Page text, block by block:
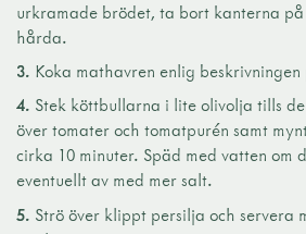
urkramade brödet, ta bort kanterna
hårda.
3. Koka mathavren enlig
4. Stek köttbullarna i lite olivolja tills
över tomater och tomatpurén samt
cirka 10 minuter. Späd med vatten om
eventuellt av med mer salt.
5. Strö över klippt persilja och servera